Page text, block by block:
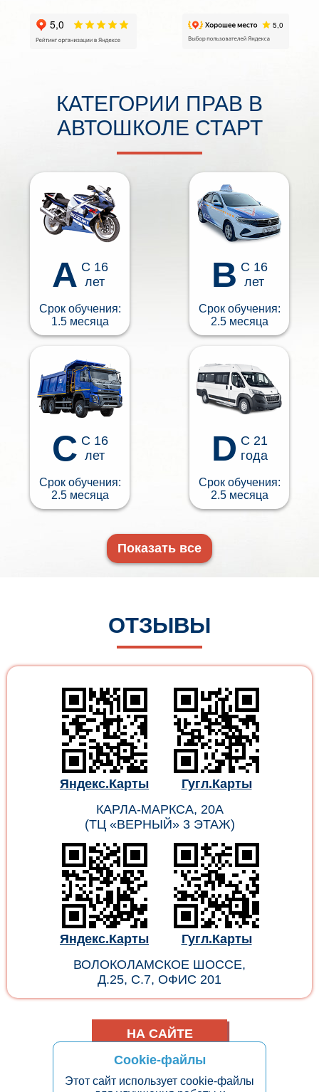
КАТЕГОРИИ ПРАВ В
АВТОШКОЛЕ СТАРТ
A С 16
лет
Срок обучения:
1.5 месяца
B С 16
лет
Срок обучения:
2.5 месяца
C С 16
лет
Срок обучения:
2.5 месяца
D С 21
года
Срок обучения:
2.5 месяца
Показать все
ОТЗЫВЫ
Яндекс.Карты
Гугл.Карты
КАРЛА-МАРКСА, 20А
(ТЦ «ВЕРНЫЙ» 3 ЭТАЖ)
Яндекс.Карты
Гугл.Карты
ВОЛОКОЛАМСКОЕ ШОССЕ,
Д.25, С.7, ОФИС 201
НА САЙТЕ
ВКОНТАКТЕ
Cookie-файлы
Этот сайт использует cookie-файлы